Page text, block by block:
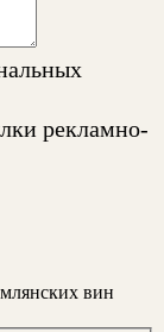
рекламно-
вин